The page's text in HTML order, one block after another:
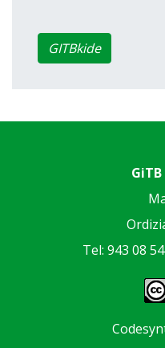
GITBkide
Tel: 943 08